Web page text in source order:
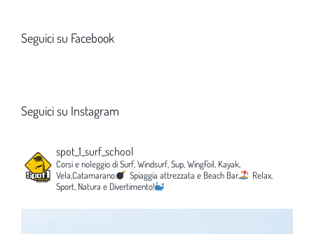
Seguici su Facebook
Seguici su Instagram
spot_1_surf_school
Corsi e noleggio di Surf, Windsurf, Sup, WingFoil, Kayak,
Vela,Catamarano.
Spiaggia attrezzata e Beach Bar.
Relax,
Sport, Natura e Divertimento!